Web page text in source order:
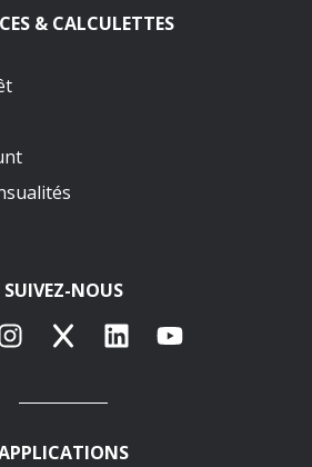
& CALCULETTES
SUIVEZ-NOUS
X LinkedInYouTube